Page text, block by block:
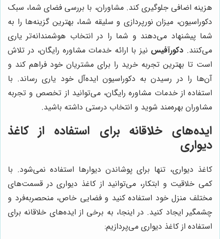
هزینه اضافی جلوگیری کند. مشاوران، با بررسی فضای شما، سبک
دکوراسیون، میزان نورپردازی و سلیقه شما، بهترین گزینه‌ها را به
شما پیشنهاد می‌دهند و شما را در انتخاب هوشمندانه‌تر یاری
می‌کنند. دکورآفیس نیز با ارائه خدمات مشاوره رایگان، در تلاش
است تا بهترین تجربه خرید را برای مشتریان خود فراهم کند و
آن‌ها را در رسیدن به دکوراسیون ایده‌آل خود یاری رساند. با
استفاده از خدمات مشاوره رایگان، می‌توانید از تخصص و تجربه
مشاوران بهره‌مند شوید و انتخاب درستی داشته باشید.
ایده‌های خلاقانه برای استفاده از کاغذ
دیواری
کاغذ دیواری، تنها برای پوشاندن دیوارها استفاده نمی‌شود. با
کمی خلاقیت و ابتکار، می‌توانید از کاغذ دیواری در قسمت‌های
مختلف منزل خود استفاده کنید و فضایی خاص، منحصربه‌فرد و
چشمگیر ایجاد کنید. در اینجا، به برخی از ایده‌های خلاقانه برای
استفاده از کاغذ دیواری می‌پردازیم: